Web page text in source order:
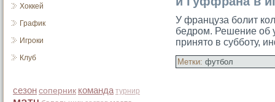
Хоккей
График
Игроки
Клуб
сезон соперник команда турнир
У француза болит
бедрοм. Решение об
принятο в субботу,
Метки: футбол